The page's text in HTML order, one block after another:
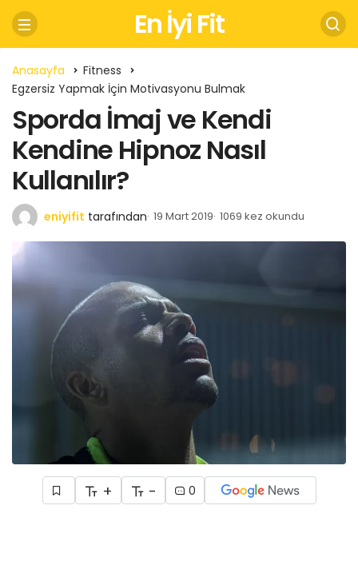
En İyi Fit
Anasayfa
Fitness
Egzersiz Yapmak İçin Motivasyonu Bulmak
Sporda İmaj ve Kendi
Kendine Hipnoz Nasıl
Kullanılır?
eniyifit tarafından 19 Mart 2019 1069 kez okundu
+ - 0